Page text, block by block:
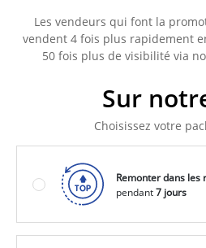
Les vendeurs qui font la
vendent 4 fois plus rapidement
50 fois plus de visibilité via
Sur
Choisissez votre
Remonter dans les
pendant7 jours